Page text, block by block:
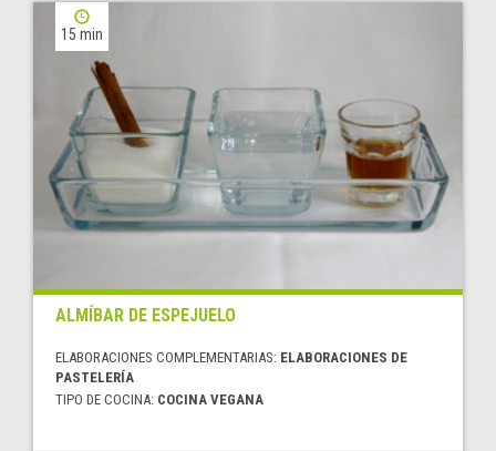
15 min
ALMÍBAR DE ESPEJUELO
ELABORACIONES COMPLEMENTARIAS: ELABORACIONES DE
PASTELERÍA
TIPO DE COCINA: COCINA VEGANA